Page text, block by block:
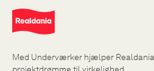
Med Underværker hjælper